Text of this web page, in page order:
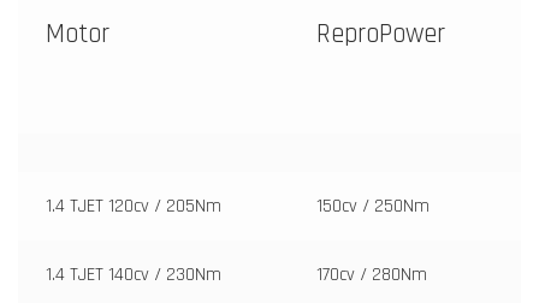
Motor ReproPower
1.4 TJET 120cv / 205Nm 150cv / 250Nm
1.4 TJET 140cv / 230Nm 170cv / 280Nm